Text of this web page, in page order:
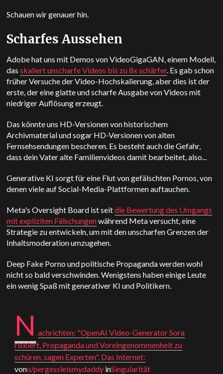
Schauen wir genauer hin.
Scharfes Aussehen
Adobe hat uns mit Demos von VideoGigaGAN, einem Modell,
dasskaliert unscharfe Videos bis zu 8x schärfer. Es gab schon
früher Versuche der Video-Hochskalierung, aber dies ist der
erste, der eine glatte und scharfe Ausgabe von Videos mit
niedriger Auflösung erzeugt.
Das könnte uns HD-Versionen von historischem
Archivmaterial und sogar HD-Versionen von alten
Fernsehsendungen bescheren. Es besteht auch die Gefahr,
dass dein Vater alte Familienvideos damit bearbeitet, also...
Generative KI sorgt für eine Flut von gefälschten Pornos, von
denen viele auf Social-Media-Plattformen auftauchen.
Meta's Oversight Board ist seitdie Bewertung des Umgangs
mit expliziten Fälschungenwährend Meta versucht, eine
Strategie zu entwickeln, um mit den unscharfen Grenzen der
Inhaltsmoderation umzugehen.
Deep Fake Porno und politische Propaganda werden wohl
nicht so bald verschwinden. Wenigstens haben einige Leute
ein wenig Spaß mit generativer KI und Politikern.
N achrichten: "OpenAI Video-GeneratorSora
riskiert, Propaganda und Voreingenommenheit zu
schüren, sagen Experten". Das Internet:
vonu/pergessleismydaddy inSingularität